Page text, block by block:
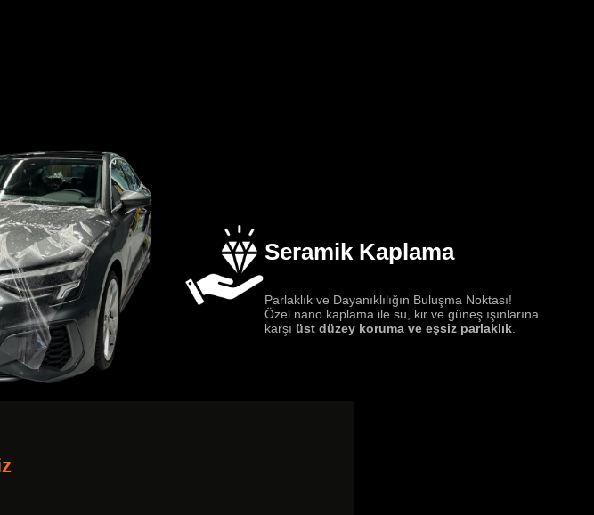
Seramik Kaplama
Parlaklık ve Dayanıklılığın Buluşma Noktası!
Özel nano kaplama ile su, kir ve güneş ışınlarına
karşı üst düzey koruma ve eşsiz parlaklık.